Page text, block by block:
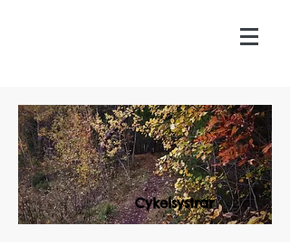
Cykelsystrar